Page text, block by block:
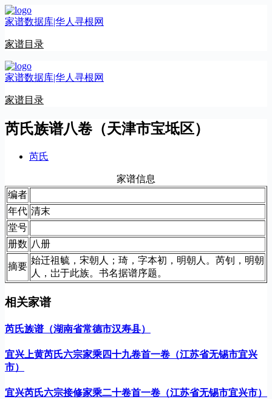
跳
至
容
家谱数据库|华人寻根网
家谱目录
家谱数据库|华人寻根网
家谱目录
芮氏族谱八卷（天津市宝坻区）
芮氏
家谱信息
编者
年代 清末
堂号
册数 八册
摘要
始迁祖毓，宋朝人；琦，字本初，明朝人。芮钊，明朝
人，岀于此族。书名据谱序题。
相关家谱
芮氏族谱（湖南省常德市汉寿县）
宜兴上黄芮氏六宗家乘四十九卷首一卷（江苏省无锡市宜兴
市）
宜兴芮氏六宗接修家乘二十卷首一卷（江苏省无锡市宜兴市）